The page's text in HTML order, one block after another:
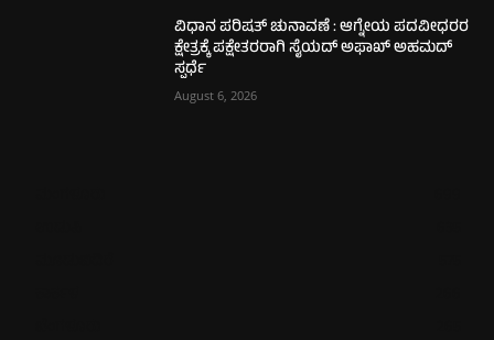
ವಿಧಾನ ಪರಿಷತ್ ಚುನಾವಣೆ : ಆಗ್ನೇಯ ಪದವೀಧರರ
ಕ್ಷೇತ್ರಕ್ಕೆ ಪಕ್ಷೇತರರಾಗಿ ಸೈಯದ್ ಅಫಾಖ್ ಅಹಮದ್
ಸ್ಪರ್ಧೆ
August 6, 2026